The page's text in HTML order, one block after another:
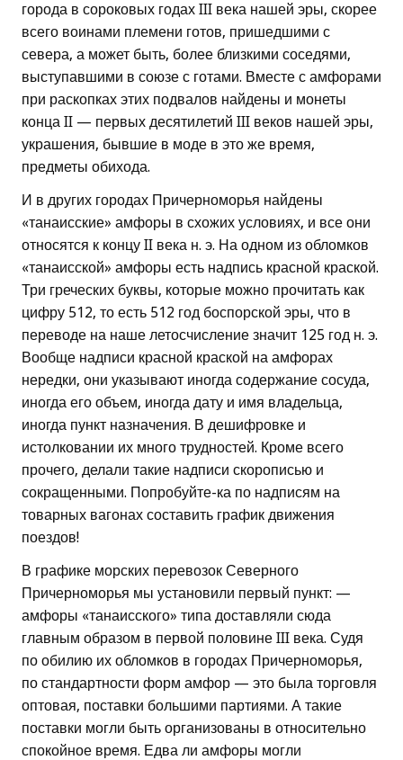
города в сороковых годах III века нашей эры, скорее
всего воинами племени готов, пришедшими с
севера, а может быть, более близкими соседями,
выступавшими в союзе с готами. Вместе с амфорами
при раскопках этих подвалов найдены и монеты
конца II — первых десятилетий III веков нашей эры,
украшения, бывшие в моде в это же время,
предметы обихода.
И в других городах Причерноморья найдены
«танаисские» амфоры в схожих условиях, и все они
относятся к концу II века н. э. На одном из обломков
«танаисской» амфоры есть надпись красной краской.
Три греческих буквы, которые можно прочитать как
цифру 512, то есть 512 год боспорской эры, что в
переводе на наше летосчисление значит 125 год н. э.
Вообще надписи красной краской на амфорах
нередки, они указывают иногда содержание сосуда,
иногда его объем, иногда дату и имя владельца,
иногда пункт назначения. В дешифровке и
истолковании их много трудностей. Кроме всего
прочего, делали такие надписи скорописью и
сокращенными. Попробуйте-ка по надписям на
товарных вагонах составить график движения
поездов!
В графике морских перевозок Северного
Причерноморья мы установили первый пункт: —
амфоры «танаисского» типа доставляли сюда
главным образом в первой половине III века. Судя
по обилию их обломков в городах Причерноморья,
по стандартности форм амфор — это была торговля
оптовая, поставки большими партиями. А такие
поставки могли быть организованы в относительно
спокойное время. Едва ли амфоры могли